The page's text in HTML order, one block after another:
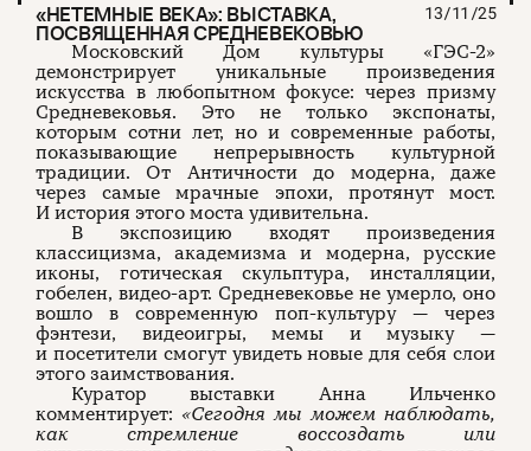
«НЕТЕМНЫЕ ВЕКА»: ВЫСТАВКА,
ПОСВЯЩЕННАЯ СРЕДНЕВЕКОВЬЮ
13/11/25
Московский Дом культуры «ГЭС-2»
демонстрирует уникальные произведения
искусства в любопытном фокусе: через призму
Средневековья. Это не только экспонаты,
которым сотни лет, но и современные работы,
показывающие непрерывность культурной
традиции. От Античности до модерна, даже
через самые мрачные эпохи, протянут мост.
И история этого моста удивительна.
В экспозицию входят произведения
классицизма, академизма и модерна, русские
иконы, готическая скульптура, инсталляции,
гобелен, видео-арт. Средневековье не умерло, оно
вошло в современную поп-культуру — через
фэнтези, видеоигры, мемы и музыку —
и посетители смогут увидеть новые для себя слои
этого заимствования.
Куратор выставки Анна Ильченко
комментирует: «Сегодня мы можем наблюдать,
как стремление воссоздать или